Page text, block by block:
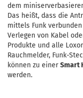
dem
Das heißt, dass die
mittels Funk
Verlegen von Kabel
Produkte und alle
Rauchmelder, Funk-
können zu einerSmart
werden.